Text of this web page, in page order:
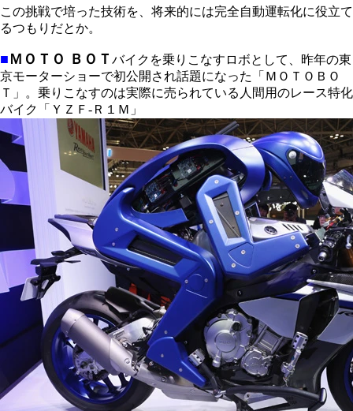
この挑戦で培った技術を、将来的には完全自動運転化に役立て
るつもりだとか。
■ ＭＯＴＯ ＢＯＴ バイクを乗りこなすロボとして、昨年の東
京モーターショーで初公開され話題になった「ＭＯＴＯＢＯ
Ｔ」。乗りこなすのは実際に売られている人間用のレース特化
バイク「ＹＺＦ-Ｒ１Ｍ」